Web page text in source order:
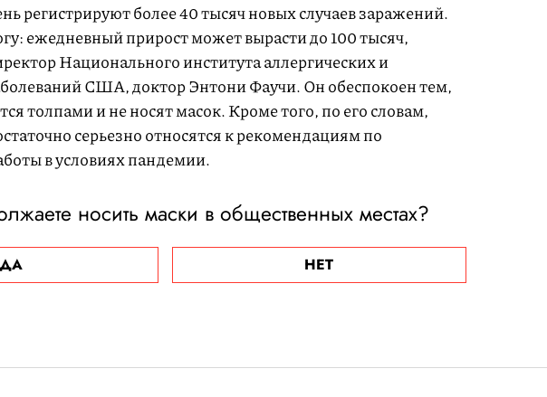
регистрируют более 40 тысяч новых случаев заражений.
ежедневный прирост может вырасти до 100 тысяч,
Национального института аллергических и
США, доктор Энтони Фаучи. Он обеспокоен тем,
толпами и не носят масок. Кроме того, по его словам,
серьезно относятся к рекомендациям по
в условиях пандемии.
носить маски в общественных местах?
ДА НЕТ